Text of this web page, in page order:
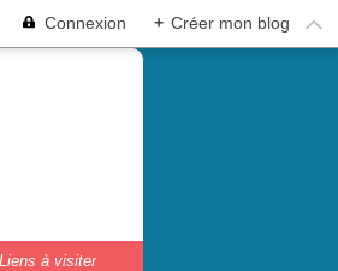
Connexion + Créer mon blog
Liens à visiter